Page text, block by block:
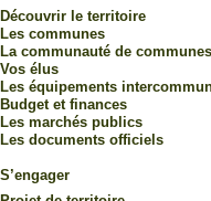
Découvrir le territoire
Les communes
La communauté de communes
Vos élus
Les équipements
Budget et finances
Les marchés publics
Les documents officiels
S’engager